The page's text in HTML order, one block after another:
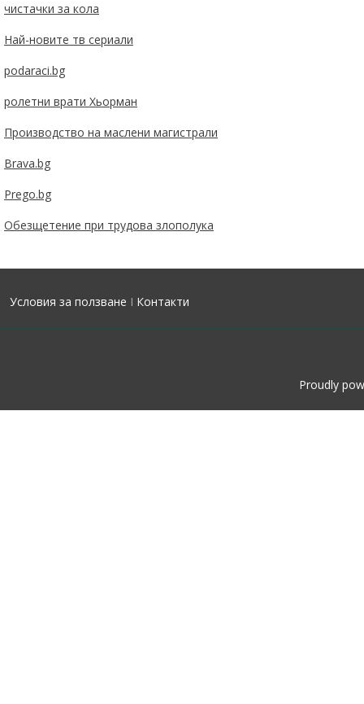
чистачки за кола
Най-новите тв сериали
podaraci.bg
ролетни врати Хьорман
Производство на маслени магистрали
Brava.bg
Prego.bg
Обезщетение при трудова злополука
Условия за ползване I Контакти
Proudly